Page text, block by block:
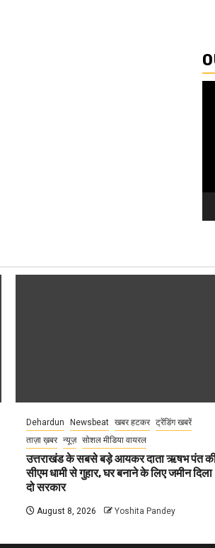
Dehardun Newsbeat खबर हटकर ट्रेंडिंग खबरें
ताज़ा ख़बर न्यूज़ सोशल मीडिया वायरल
उत्तराखंड के सबसे बड़े आयकर दाता ऋषभ पंत
सीएम धामी से गुहार, घर बनाने के लिए जमीन दिला
दो सरकार
August 8, 2026 Yoshita Pandey